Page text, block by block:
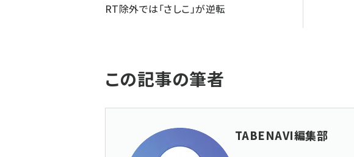
RT除外では「さしこ」が逆転
この記事の筆者
TABENAVI編集部